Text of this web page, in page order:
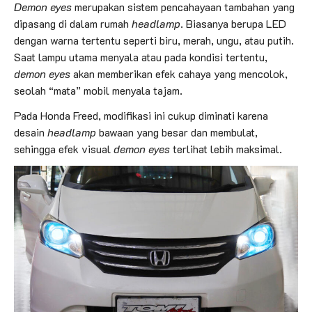
Demon eyesmerupakan sistem pencahayaan tambahan yang
dipasang di dalam rumah headlamp. Biasanya berupa LED
dengan warna tertentu seperti biru, merah, ungu, atau putih.
Saat lampu utama menyala atau pada kondisi tertentu,
demon eyesakan memberikan efek cahaya yang mencolok,
seolah “mata” mobil menyala tajam.
Pada Honda Freed, modifikasi ini cukup diminati karena
desain headlampbawaan yang besar dan membulat,
sehingga efek visualdemon eyesterlihat lebih maksimal.